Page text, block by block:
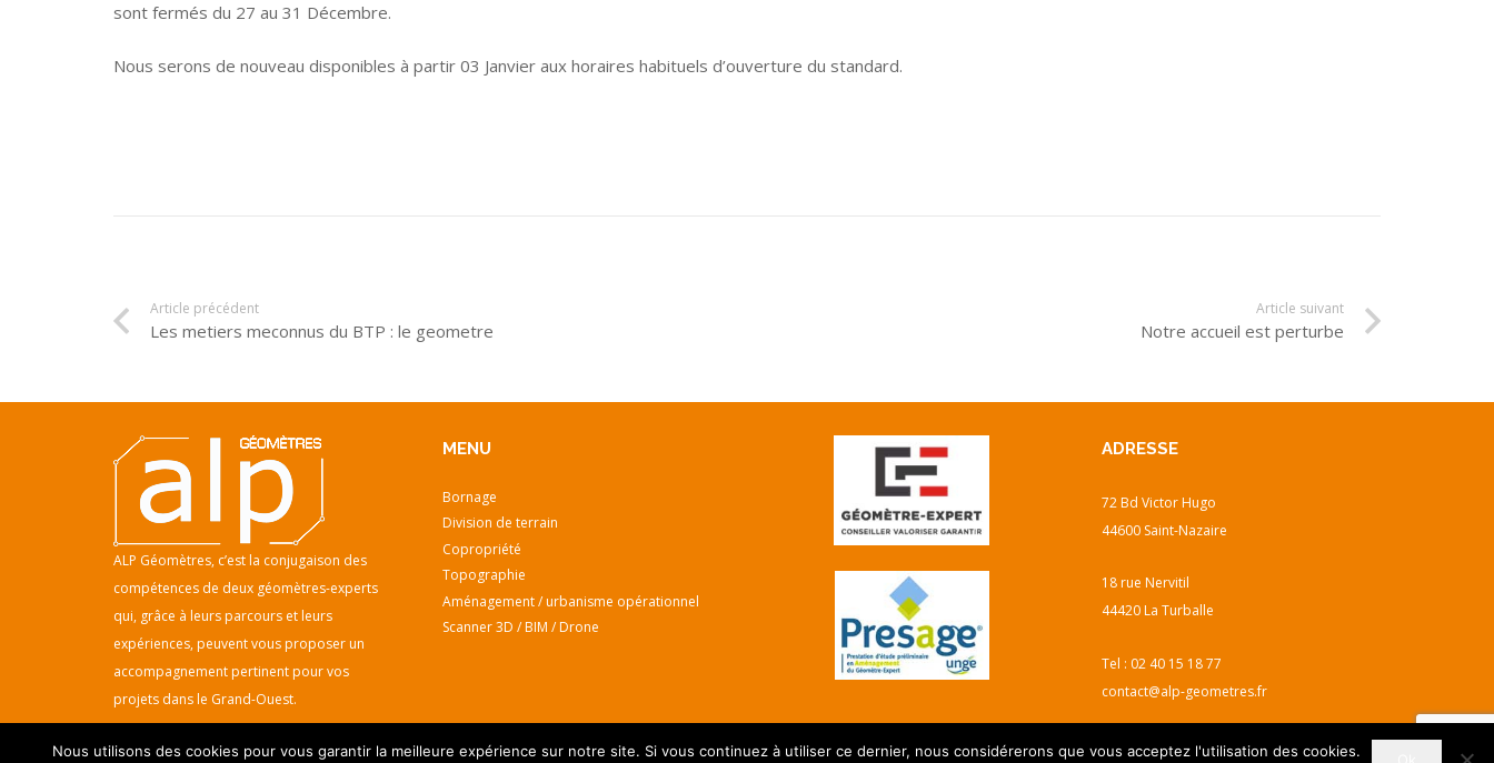
sont fermés du 27 au 31 Décembre.
Nous serons de nouveau disponibles à partir 03 Janvier aux horaires habituels d’ouverture du standard.
Article précédent
Les metiers meconnus du BTP : le geometre
Article suivant
Notre accueil est perturbe
ALP Géomètres, c’est la conjugaison des
compétences de deux géomètres-experts
qui, grâce à leurs parcours et leurs
expériences, peuvent vous proposer un
accompagnement pertinent pour vos
projets dans le Grand-Ouest.
MENU
Bornage
Division de terrain
Copropriété
Topographie
Aménagement / urbanisme opérationnel
Scanner 3D / BIM / Drone
ADRESSE
72 Bd Victor Hugo
44600 Saint-Nazaire
18 rue Nervitil
44420 La Turballe
Tel : 02 40 15 18 77
contact@alp-geometres.fr
Nous utilisons des cookies pour vous garantir la meilleure expérience sur notre site. Si vous continuez à utiliser ce dernier, nous considérerons que vous acceptez l'utilisation des cookies.